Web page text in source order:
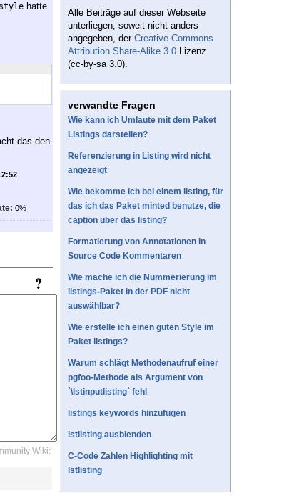
hatte
das den
0%
Wiki:
Alle Beiträge auf dieser Webseite
unterliegen, soweit nicht anders
angegeben, der Creative Commons
Attribution Share-Alike 3.0 Lizenz
(cc-by-sa 3.0).
verwandte Fragen
Wie kann ich Umlaute mit dem Paket
Listings darstellen?
Referenzierung in Listing wird nicht
angezeigt
Wie bekomme ich bei einem listing, für
das ich das Paket minted benutze, die
caption über das listing?
Formatierung von Annotationen in
Source Code Kommentaren
Wie mache ich die Nummerierung im
listings-Paket in der PDF nicht
auswählbar?
Wie erstelle ich einen guten Style im
Paket listings?
Warum schlägt Methodenaufruf einer
pgfoo-Methode als Argument von
`\lstinputlisting` fehl
listings keywords hinzufügen
lstlisting ausblenden
C-Code Zahlen Highlighting mit
lstlisting